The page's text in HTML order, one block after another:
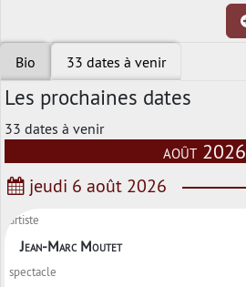
Bio 33 dates à venir
Les prochaines dates
33 dates à venir
août 2026
jeudi 6 août 2026
artiste
Jean-Marc Moutet
spectacle